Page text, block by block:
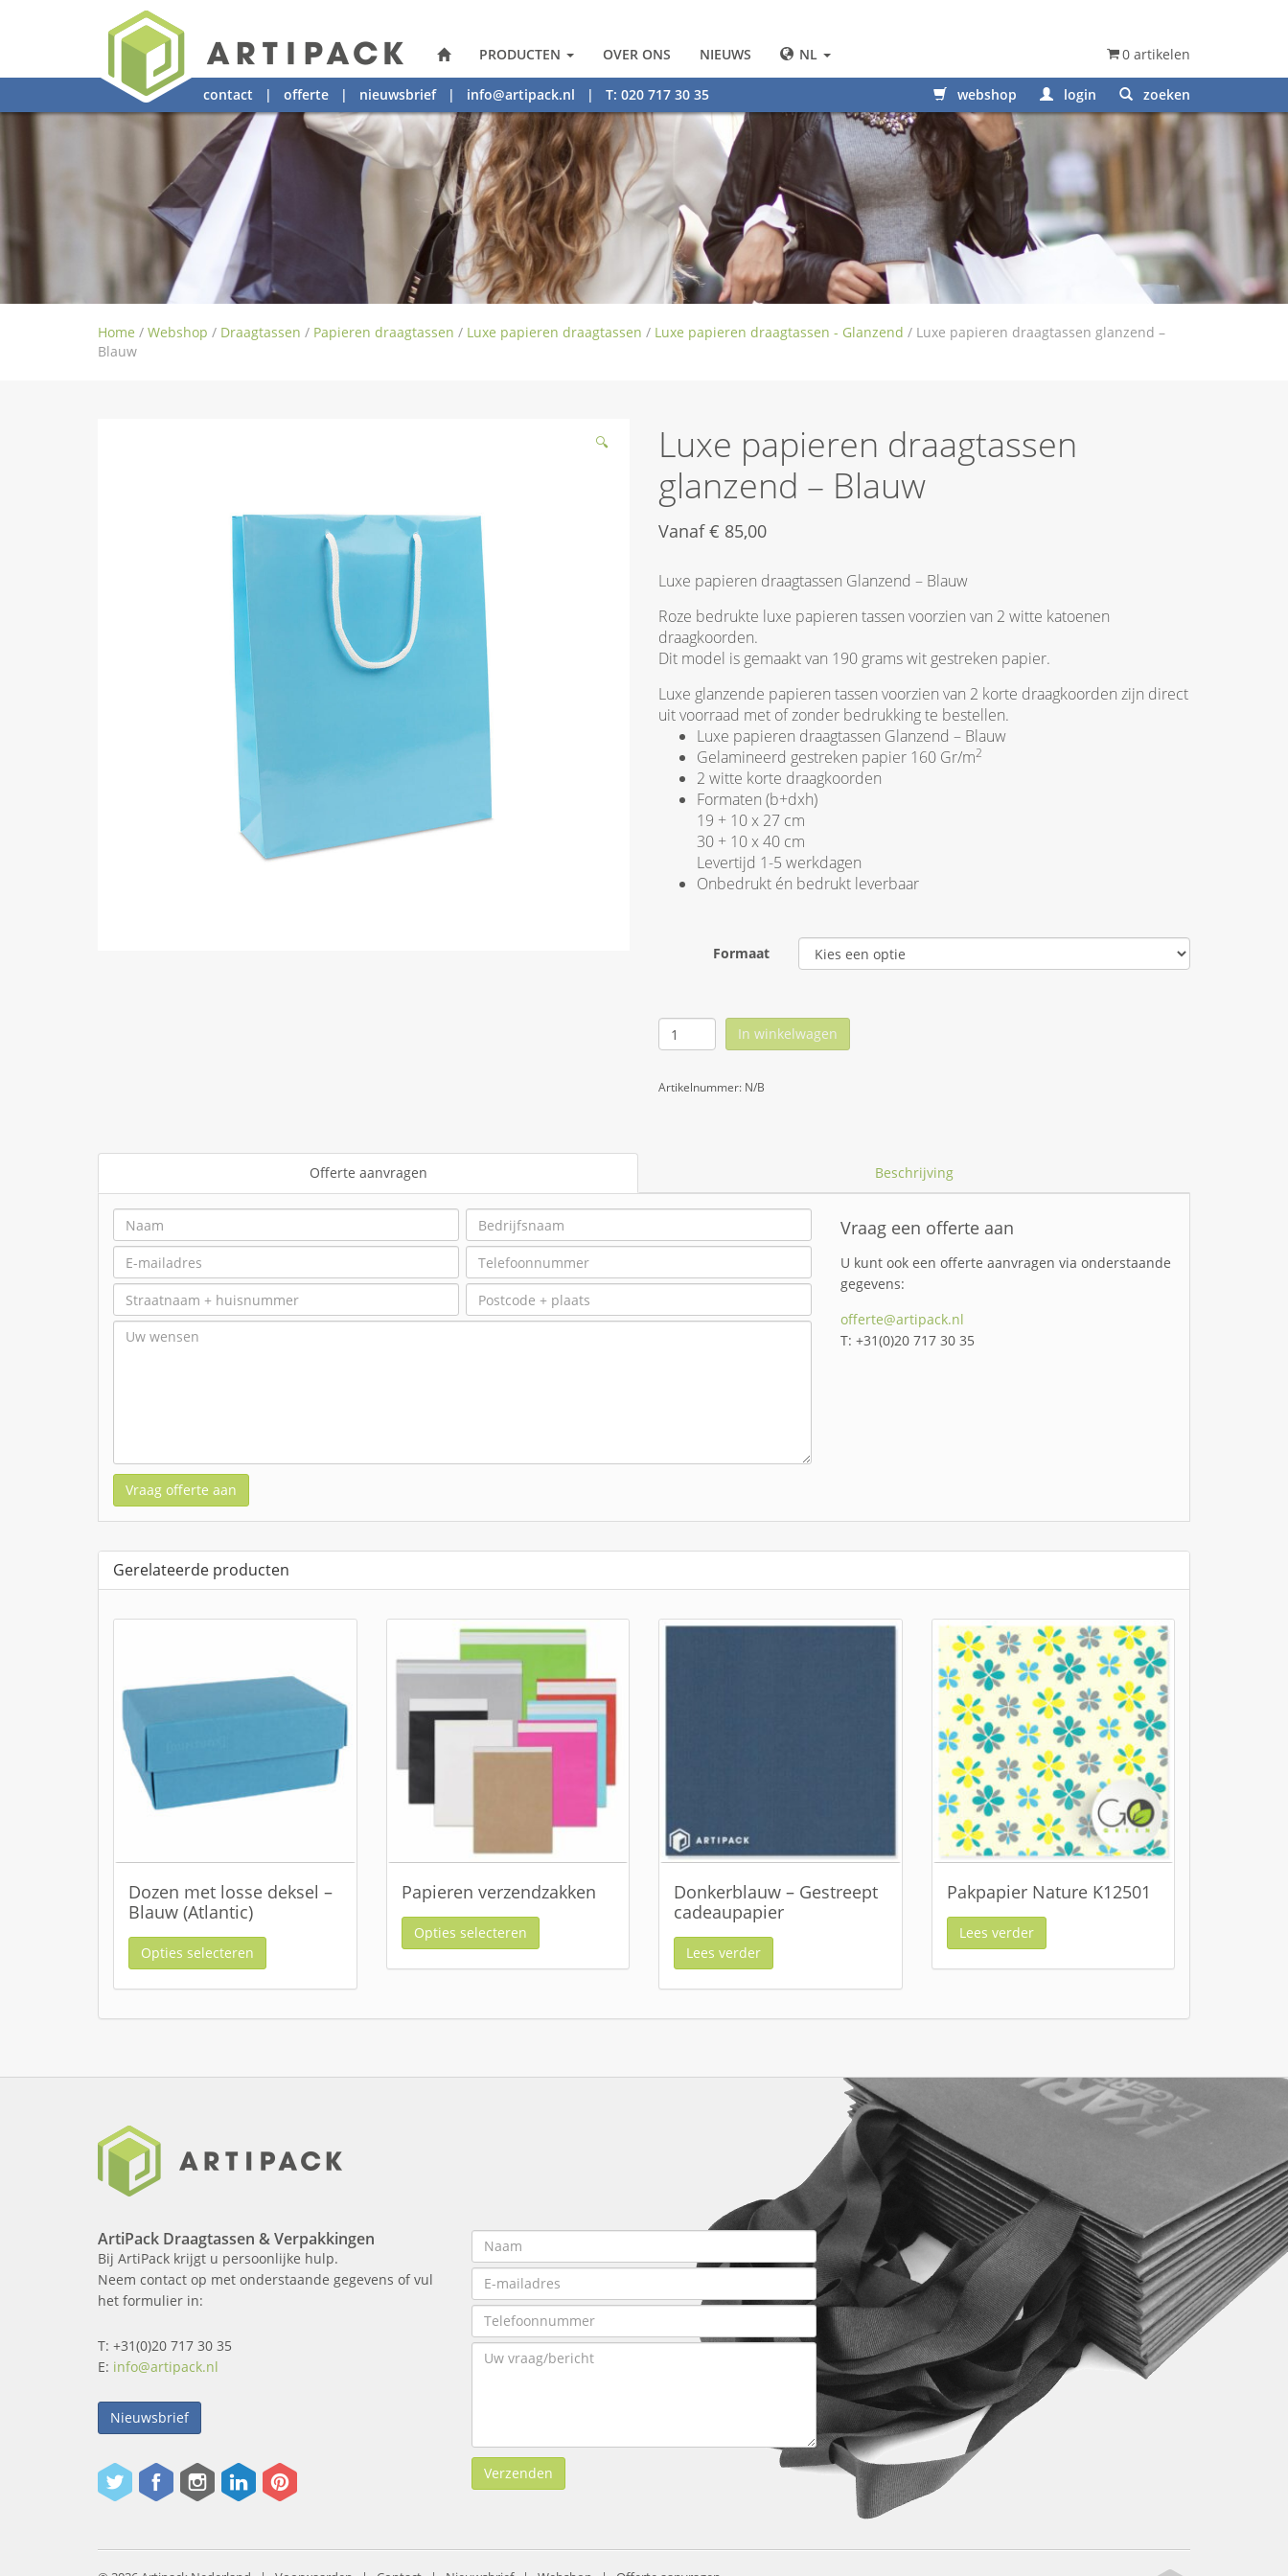
PRODUCTEN OVER ONS NIEUWS NL 0 artikelen
contact | offerte | nieuwsbrief| info@artipack.nl | T: 020 717 30 35 webshop login zoeken
Home / Webshop / Draagtassen / Papieren draagtassen / Luxe papieren draagtassen / Luxe papieren draagtassen - Glanzend / Luxe papieren draagtassen glanzend –
Blauw
🔍
Luxe papieren draagtassen
glanzend – Blauw
Vanaf€ 85,00
Luxe papieren draagtassen Glanzend – Blauw
Roze bedrukte luxe papieren tassen voorzien van 2 witte katoenen
draagkoorden.
Dit model is gemaakt van 190 grams wit gestreken papier.
Luxe glanzende papieren tassen voorzien van 2 korte draagkoorden zijn direct
uit voorraad met of zonder bedrukking te bestellen.
Luxe papieren draagtassen Glanzend – Blauw
Gelamineerd gestreken papier 160 Gr/m2
2 witte korte draagkoorden
Formaten (b+dxh)
19 + 10 x 27 cm
30 + 10 x 40 cm
Levertijd 1-5 werkdagen
Onbedrukt én bedrukt leverbaar
Formaat
In winkelwagen
Artikelnummer: N/B
Offerte aanvragen Beschrijving
Vraag offerte aan
Vraag een offerte aan
U kunt ook een offerte aanvragen via onderstaande
gegevens:
offerte@artipack.nl
T: +31(0)20 717 30 35
Gerelateerde producten
Dozen met losse deksel –
Blauw (Atlantic)
Opties selecteren
Papieren verzendzakken
Opties selecteren
Donkerblauw – Gestreept
cadeaupapier
Lees verder
Pakpapier Nature K12501
Lees verder
ArtiPack Draagtassen & Verpakkingen
Bij ArtiPack krijgt u persoonlijke hulp.
Neem contact op met onderstaande gegevens of vul
het formulier in:
T: +31(0)20 717 30 35
E: info@artipack.nl
Nieuwsbrief
Verzenden